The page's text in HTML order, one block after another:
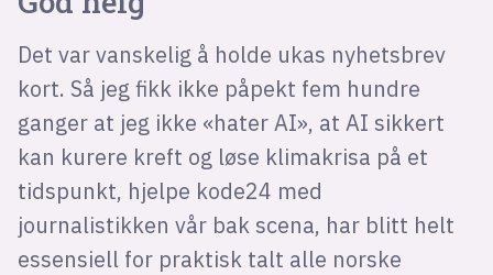
Det var vanskelig å holde ukas nyhetsbrev
kort. Så jeg fikk ikke påpekt fem hundre
ganger at jeg ikke «hater AI», at AI sikkert
kan kurere kreft og løse klimakrisa på et
tidspunkt, hjelpe kode24 med
journalistikken vår bak scena, har blitt helt
essensiell for praktisk talt alle norske